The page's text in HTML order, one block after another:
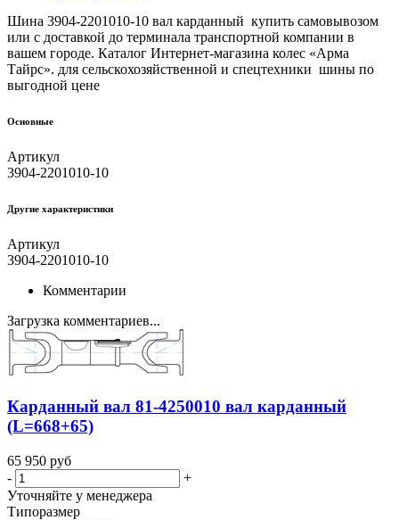
Шина 3904-2201010-10 вал карданный купить самовывозом
или с доставкой до терминала транспортной компании в
вашем городе. Каталог Интернет-магазина колес «Арма
Тайрс». для сельскохозяйственной и спецтехники шины по
выгодной цене
Основные
Артикул
3904-2201010-10
Другие xарактеристики
Артикул
3904-2201010-10
Комментарии
Загрузка комментариев...
Карданный вал 81-4250010 вал карданный
(L=668+65)
65 950 руб
-
+
Уточняйте у менеджера
Типоразмер